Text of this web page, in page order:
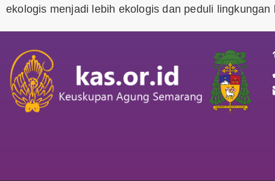
ekologis menjadi lebih ekologis dan peduli lingkungan